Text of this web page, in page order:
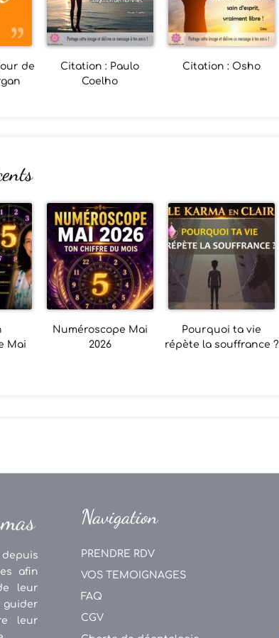
de
Citation : Paulo
Coelho
Citation : Osho
Mai
Numéroscope Mai
2026
Pourquoi ta vie
répète la souffrance ?
afin
leur
guider
leur
Navigation
PRENDRE RDV
VOS TEMOIGNAGES
FAQ
CGV